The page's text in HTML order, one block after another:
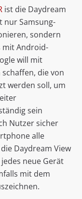
ist die Daydream
nur Samsung-
sondern
mit Android-
will mit
die von
werden soll, um
sein
Nutzer sicher
alle
Daydream View
neue Gerät
mit dem